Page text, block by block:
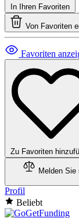
In Ihren Favoriten
Von Favoriten
Favoriten
Zu Favoriten
Melden
Profil
Beliebt